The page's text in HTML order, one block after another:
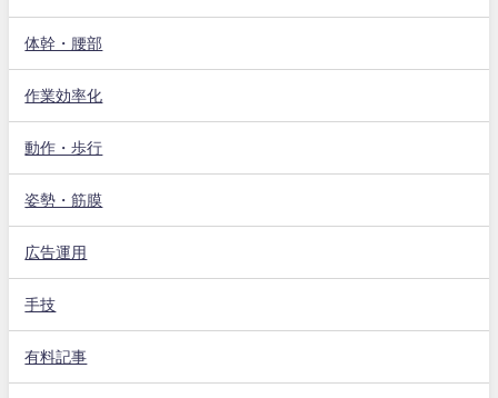
体幹・腰部
作業効率化
動作・歩行
姿勢・筋膜
広告運用
手技
有料記事